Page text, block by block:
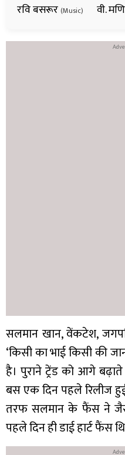
रवि बसरूर (Music) वी.
सलमान खान, वेंकटेश,
‘किसी का भाई किसी की
है। पुराने ट्रेंड को आगे
बस एक दिन पहले रिलीज
तरफ सलमान के फैंस ने जैसे
पहले दिन ही डाई हार्ट फैंस